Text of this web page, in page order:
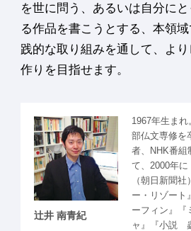
を世に問う、あるいは自分に
る作品を書こうとする、本領
践的な取り組みを通して、よ
作りを目指せます。
辻井 南青紀
1967年生ま
部仏文専修を
者、NHK番組
て、2000年
（朝日新聞
ー・リゾート
ーフィン』『
ャ』『小説